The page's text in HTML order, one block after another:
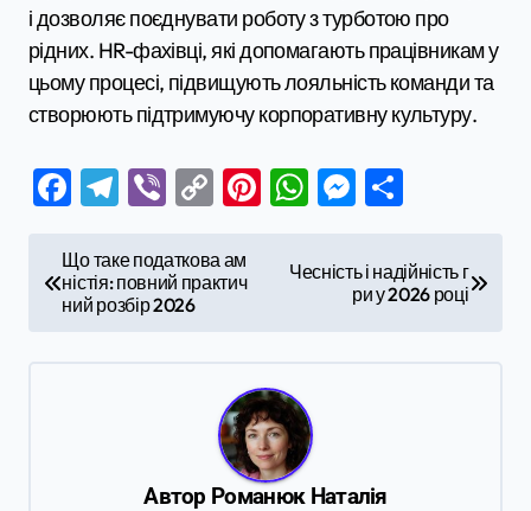
і дозволяє поєднувати роботу з турботою про
рідних. HR-фахівці, які допомагають працівникам у
цьому процесі, підвищують лояльність команди та
створюють підтримуючу корпоративну культуру.
Facebook
Telegram
ViberCopyPinterest
WhatsApp
Що таке податкова ам
ністія: повний практич
ний розбір 2026
Чесність і надійність г
ри у 2026 році
Автор Романюк Наталія